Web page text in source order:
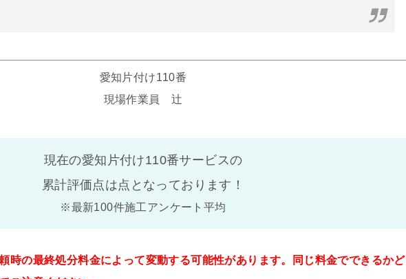
愛知片付け110番
現場作業員 辻
現在の愛知片付け110番サービスの
累計評価点は点となっております！
※最新100件施工アンケート平均
時の最終処分料金によって変動する可能性があります。同じ料金でできるかど